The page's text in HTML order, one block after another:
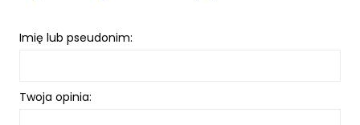
Imię lub pseudonim:
Twoja opinia: